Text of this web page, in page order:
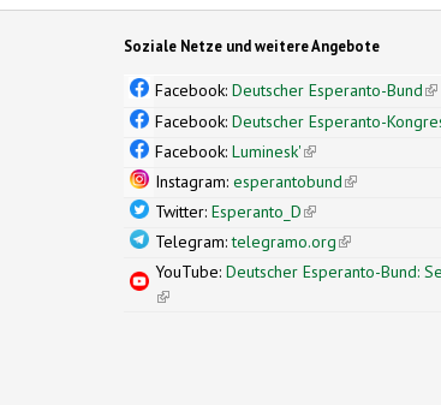
Soziale Netze und weitere Angebote
Facebook:Deutscher Esperanto-Bund
Facebook:Deutscher Esperanto-
Facebook:Luminesk'(link is external)
Instagram:esperantobund(link is
Twitter:Esperanto_D(link is external)
Telegram:telegramo.org(link is external)
YouTube:Deutscher Esperanto-Bund:
(link is external)